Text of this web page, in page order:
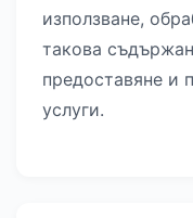
използване,
такова
предоставяне и
услуги.